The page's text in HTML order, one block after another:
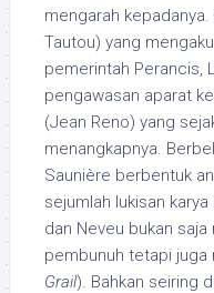
mengarah
Tautou) yang
pemerintah Perancis,
pengawasan aparat
(Jean Reno) yang
menangkapnya.
Saunière berbentuk
sejumlah lukisan
dan Neveu bukan
pembunuh tetapi juga
Grail). Bahkan seiring